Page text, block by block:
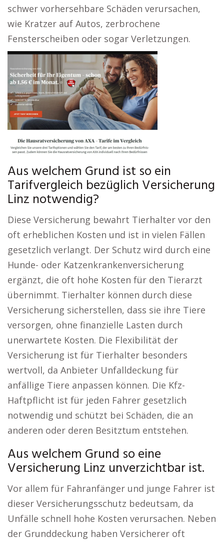
schwer vorhersehbare Schäden verursachen,
wie Kratzer auf Autos, zerbrochene
Fensterscheiben oder sogar Verletzungen.
Aus welchem Grund ist so ein
Tarifvergleich bezüglich Versicherung
Linz notwendig?
Diese Versicherung bewahrt Tierhalter vor den
oft erheblichen Kosten und ist in vielen Fällen
gesetzlich verlangt. Der Schutz wird durch eine
Hunde- oder Katzenkrankenversicherung
ergänzt, die oft hohe Kosten für den Tierarzt
übernimmt. Tierhalter können durch diese
Versicherung sicherstellen, dass sie ihre Tiere
versorgen, ohne finanzielle Lasten durch
unerwartete Kosten. Die Flexibilität der
Versicherung ist für Tierhalter besonders
wertvoll, da Anbieter Unfalldeckung für
anfällige Tiere anpassen können. Die Kfz-
Haftpflicht ist für jeden Fahrer gesetzlich
notwendig und schützt bei Schäden, die an
anderen oder deren Besitztum entstehen.
Aus welchem Grund so eine
Versicherung Linz unverzichtbar ist.
Vor allem für Fahranfänger und junge Fahrer ist
dieser Versicherungsschutz bedeutsam, da
Unfälle schnell hohe Kosten verursachen. Neben
der Grunddeckung haben Versicherer oft